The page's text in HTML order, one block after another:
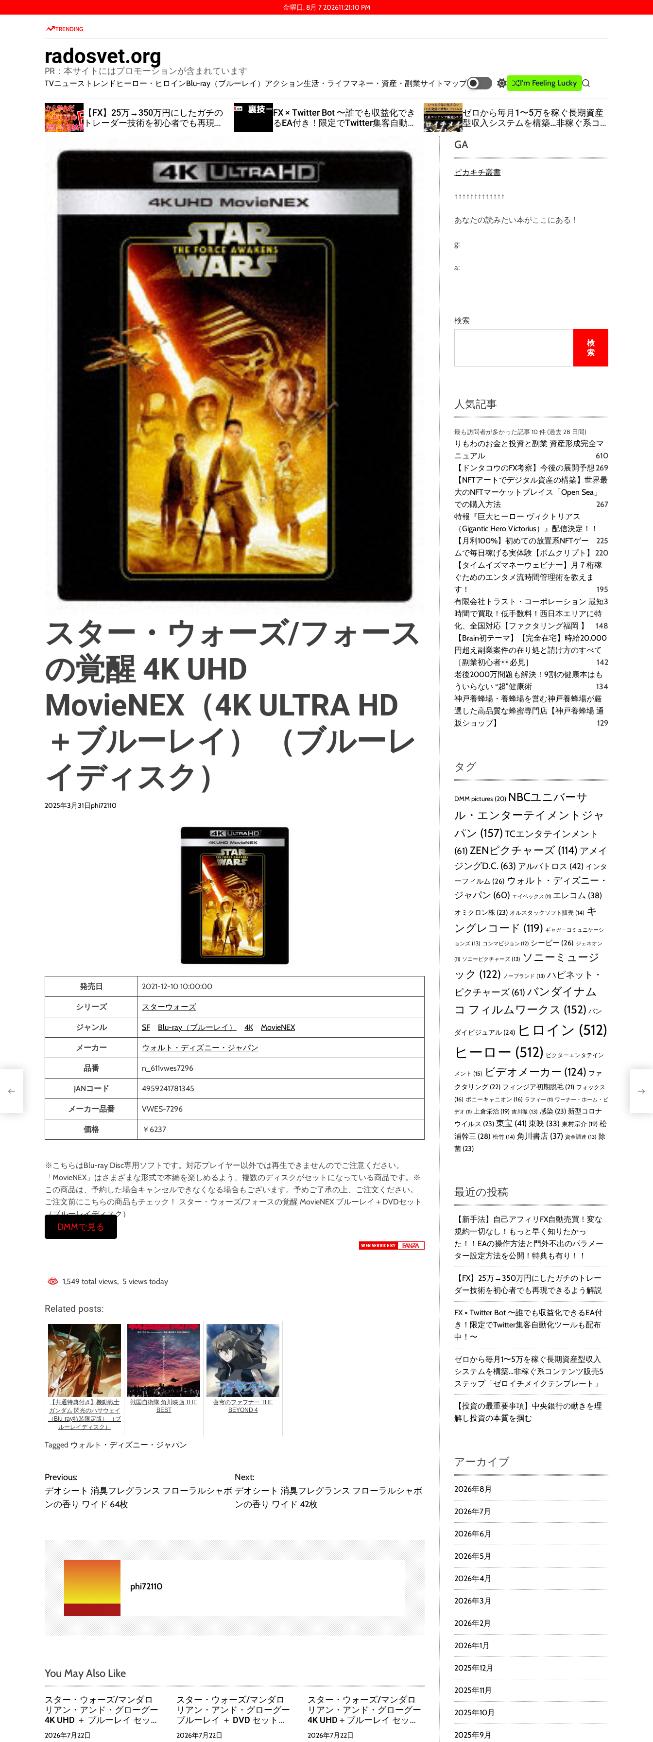
k
金曜日, 8月 7 202611:21:11 PM
TRENDING
radosvet.org
PR：本サイトにはプロモーションが含まれています
TVニューストレンド ヒーロー・ヒロインBlu-ray（ブルーレイ） アクション生活・ライフマネー・資産・副業サイトマップ
S
w
t
c
o
o
m
e
I'm Feeling Lucky
S
e
a
r
c
【FX】25万→350万円にしたガチの
トレーダー技術を初心者でも再現で
FX × Twitter Bot 〜誰でも収益化でき
るEA付き！限定でTwitter集客自動化
ゼロから毎月1〜5万を稼ぐ長期資産
型収入システムを構築…非稼ぐ系コ
イクテンプレート」
スター・ウォーズ/フォース
の覚醒 4K UHD
MovieNEX（4K ULTRA HD
＋ブルーレイ） （ブルーレ
イディスク）
2025年3月31日phi72110
発売日 2021-12-10 10:00:00
シリーズ スターウォーズ
ジャンル SF Blu-ray（ブルーレイ） 4K MovieNEX
メーカー ウォルト・ディズニー・ジャパン
品番 n_611vwes7296
JANコード 4959241781345
メーカー品番 VWES-7296
価格 ￥6237
※こちらはBlu-ray Disc専用ソフトです。対応プレイヤー以外では再生できませんのでご注意ください。
「MovieNEX」はさまざまな形式で本編を楽しめるよう、複数のディスクがセットになっている商品です。※
この商品は、予約した場合キャンセルできなくなる場合もございます。予めご了承の上、ご注文ください。
ご注文前にこちらの商品もチェック！ スター・ウォーズ/フォースの覚醒 MovieNEX ブルーレイ＋DVDセット
（ブルーレイディスク）
DMMで見る
1,549 total views, 5 views today
Related posts:
【共通特典付き】機動戦士
ガンダム 閃光のハサウェイ
（Blu-ray特装限定版） （ブ
ルーレイディスク）
戦国自衛隊 角川映画 THE
BEST
蒼穹のファフナー THE
BEYOND 4
Tagged ウォルト・ディズニー・ジャパン
投
稿
ビ
ゲ
ー
シ
ョ
Previous:
デオシート 消臭フレグランス フローラルシャボ
ンの香り ワイド 64枚
Next:
デオシート 消臭フレグランス フローラルシャボ
ンの香り ワイド 42枚
phi72110
You May Also Like
スター・ウォーズ/マンダロ
リアン・アンド・グローグー
4K UHD ＋ ブルーレイ セット
（4K ULTRA HD＋ブルーレ
2026年7月22日
スター・ウォーズ/マンダロ
リアン・アンド・グローグー
ブルーレイ ＋ DVD セット
（Blu-ray Disc＋DVD） （ブ
2026年7月22日
スター・ウォーズ/マンダロ
リアン・アンド・グローグー
4K UHD＋ブルーレイ セット
スチールブック（数量限定）
2026年7月22日
GA
ピカキチ叢書
↑↑↑↑↑↑↑↑↑↑↑↑↑
あなたの読みたい本がここにある！
g:
a:
検索
検
索
人気記事
最も訪問者が多かった記事 10 件 (過去 28 日間)
りもわのお金と投資と副業 資産形成完全マ
ニュアル
610
【ドンタコウのFX考察】今後の展開予想 269
【NFTアートでデジタル資産の構築】世界最
大のNFTマーケットプレイス「Open Sea」
での購入方法
267
特報『巨大ヒーロー ヴィクトリアス
（Gigantic Hero Victorius）』配信決定！！
225
【月利100%】初めての放置系NFTゲー
ムで毎日稼げる実体験【ボムクリプト】
220
【タイムイズマネーウェビナー】月７桁稼
ぐためのエンタメ流時間管理術を教えま
す！
195
有限会社トラスト・コーポレーション 最短3
時間で買取！低手数料！西日本エリアに特
化、全国対応【ファクタリング福岡 】
148
【Brain初テーマ】【完全在宅】時給20,000
円超え副業案件の在り処と請け方のすべて
［副業初心者
必見］
142
老後2000万問題も解決！9割の健康本はも
ういらない “超”健康術
134
神戸養蜂場・養蜂場を営む神戸養蜂場が厳
選した高品質な蜂蜜専門店【神戸養蜂場 通
販ショップ】
129
タグ
DMM pictures (20) NBCユニバーサ
ル・エンターテイメントジャ
パン (157) TCエンタテインメント
(61) ZENピクチャーズ (114) アメイ
ジングD.C. (63) アルバトロス (42) インタ
ーフィルム (26) ウォルト・ディズニー・
ジャパン (60) エイベックス (11) エレコム (38)
オミクロン株 (23) オルスタックソフト販売 (14) キ
ングレコード (119) ギャガ・コミュニケーシ
ョンズ (13) コンマビジョン (12) シービー (26) ジェネオン
(11) ソニーピクチャーズ (13) ソニーミュージ
ック (122) ノーブランド (13) ハピネット・
ピクチャーズ (61) バンダイナム
コ フィルムワークス (152) バン
ダイビジュアル (24) ヒロイン (512)
ヒーロー (512) ビクターエンタテイン
メント (15) ビデオメーカー (124) ファ
クタリング (22) フィンジア初期脱毛 (21) フォックス
(16) ポニーキャニオン (16) ラフィー (11) ワーナー・ホーム・ビ
デオ (11) 上倉栄治 (19) 吉川徹 (13) 感染 (23) 新型コロナ
ウイルス (23) 東宝 (41) 東映 (33) 東村宗介 (19) 松
浦幹三 (28) 松竹 (14) 角川書店 (37) 資金調達 (13) 除
菌 (23)
最近の投稿
【新手法】自己アフィリFX自動売買！変な
規約一切なし！もっと早く知りたかっ
た！！EAの操作方法と門外不出のパラメー
ター設定方法を公開！特典も有り！！
【FX】25万→350万円にしたガチのトレー
ダー技術を初心者でも再現できるよう解説
FX × Twitter Bot 〜誰でも収益化できるEA付
き！限定でTwitter集客自動化ツールも配布
中！〜
ゼロから毎月1〜5万を稼ぐ長期資産型収入
システムを構築…非稼ぐ系コンテンツ販売5
ステップ「ゼロイチメイクテンプレート」
【投資の最重要事項】中央銀行の動きを理
解し投資の本質を掴む
アーカイブ
2026年8月
2026年7月
2026年6月
2026年5月
2026年4月
2026年3月
2026年2月
2026年1月
2025年12月
2025年11月
2025年10月
2025年9月
枚
ー